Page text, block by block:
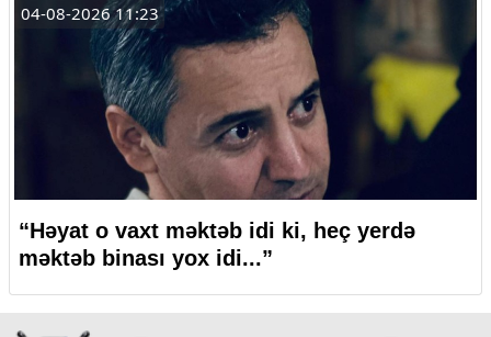
04-08-2026 11:23
“Həyat o vaxt məktəb idi ki, heç yerdə
məktəb binası yox idi...”